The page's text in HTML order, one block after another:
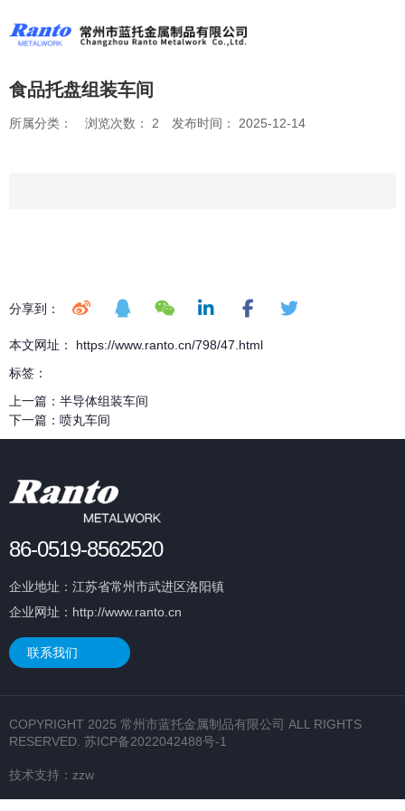
食品托盘组装车间
所属分类： 浏览次数： 2 发布时间： 2025-12-14
分享到：
本文网址： https://www.ranto.cn/798/47.html
标签：
上一篇： 半导体组装车间
下一篇： 喷丸车间
86-0519-8562520
企业地址：江苏省常州市武进区洛阳镇
企业网址：http://www.ranto.cn
联系我们
COPYRIGHT 2025 常州市蓝托金属制品有限公司 ALL RIGHTS
RESERVED. 苏ICP备2022042488号-1
技术支持： zzw